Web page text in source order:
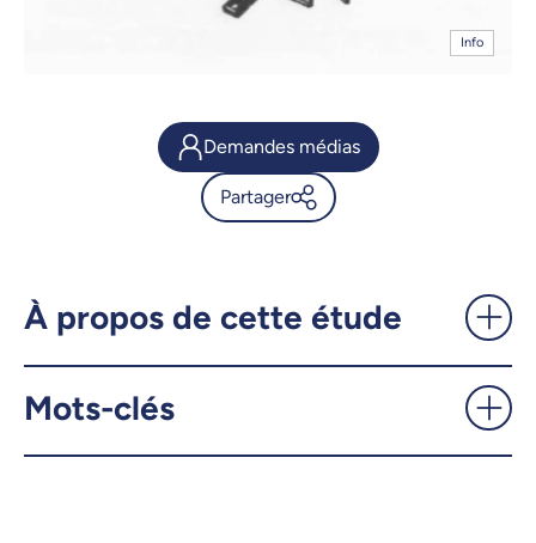
Info
Demandes médias
Partager
À propos de cette étude
Mots-clés